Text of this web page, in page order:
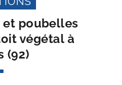
poubelles
végétal à
(92)